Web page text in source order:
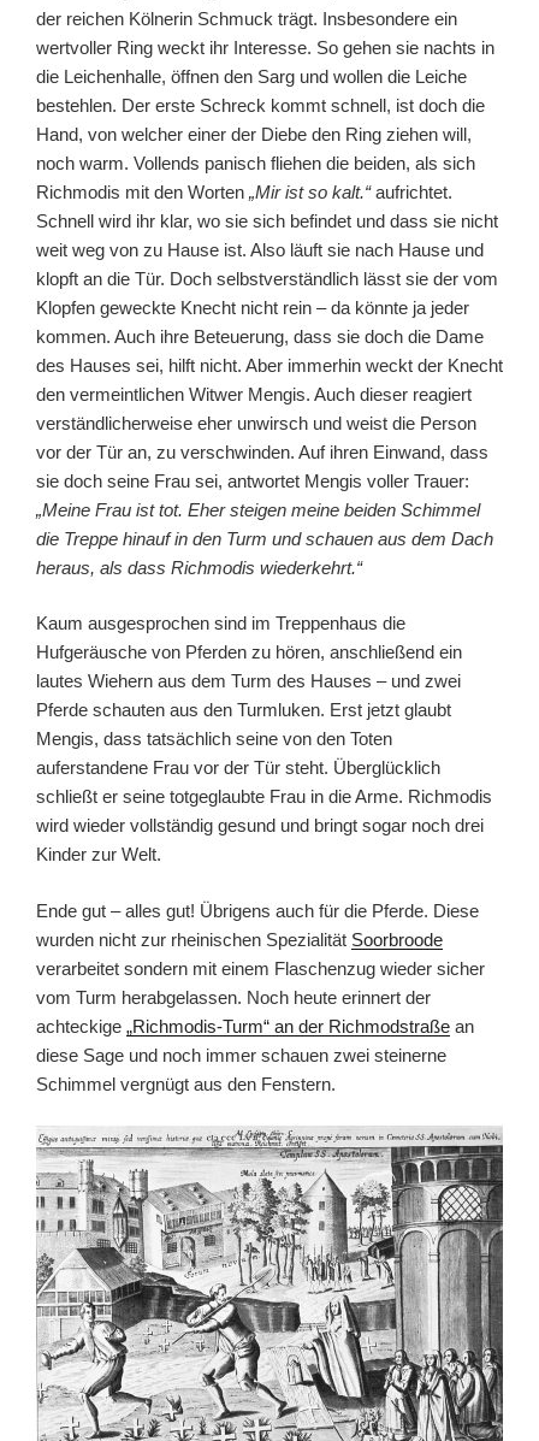
der reichen Kölnerin Schmuck trägt. Insbesondere ein
wertvoller Ring weckt ihr Interesse. So gehen sie nachts in
die Leichenhalle, öffnen den Sarg und wollen die Leiche
bestehlen. Der erste Schreck kommt schnell, ist doch die
Hand, von welcher einer der Diebe den Ring ziehen will,
noch warm. Vollends panisch fliehen die beiden, als sich
Richmodis mit den Worten „Mir ist so kalt.“aufrichtet.
Schnell wird ihr klar, wo sie sich befindet und dass sie nicht
weit weg von zu Hause ist. Also läuft sie nach Hause und
klopft an die Tür. Doch selbstverständlich lässt sie der vom
Klopfen geweckte Knecht nicht rein – da könnte ja jeder
kommen. Auch ihre Beteuerung, dass sie doch die Dame
des Hauses sei, hilft nicht. Aber immerhin weckt der Knecht
den vermeintlichen Witwer Mengis. Auch dieser reagiert
verständlicherweise eher unwirsch und weist die Person
vor der Tür an, zu verschwinden. Auf ihren Einwand, dass
sie doch seine Frau sei, antwortet Mengis voller Trauer:
„Meine Frau ist tot. Eher steigen meine beiden Schimmel
die Treppe hinauf in den Turm und schauen aus dem Dach
heraus, als dass Richmodis wiederkehrt.“
Kaum ausgesprochen sind im Treppenhaus die
Hufgeräusche von Pferden zu hören, anschließend ein
lautes Wiehern aus dem Turm des Hauses – und zwei
Pferde schauten aus den Turmluken. Erst jetzt glaubt
Mengis, dass tatsächlich seine von den Toten
auferstandene Frau vor der Tür steht. Überglücklich
schließt er seine totgeglaubte Frau in die Arme. Richmodis
wird wieder vollständig gesund und bringt sogar noch drei
Kinder zur Welt.
Ende gut – alles gut! Übrigens auch für die Pferde. Diese
wurden nicht zur rheinischen Spezialität Soorbroode
verarbeitet sondern mit einem Flaschenzug wieder sicher
vom Turm herabgelassen. Noch heute erinnert der
achteckige „Richmodis-Turm“ an der Richmodstraße an
diese Sage und noch immer schauen zwei steinerne
Schimmel vergnügt aus den Fenstern.